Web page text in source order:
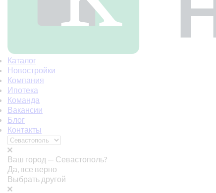
Каталог
Новостройки
Компания
Ипотека
Команда
Вакансии
Блог
Контакты
Ваш город — Севастополь?
Да, все верно
Выбрать другой